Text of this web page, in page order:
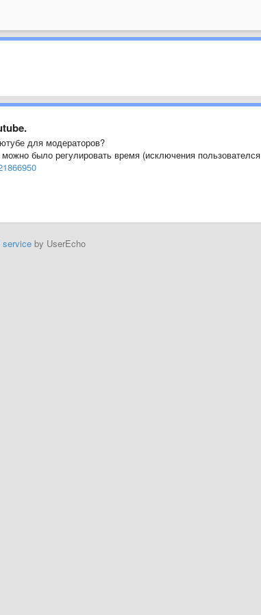
для модераторов?
было регулировать время (исключения пользователся
serviceby UserEcho